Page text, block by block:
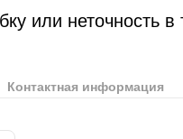
или неточность в
Контактная информация